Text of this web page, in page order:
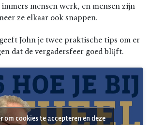
mensen werk, en mensen zijn
ze elkaar ook snappen.
John je twee praktische tips om er
dat de vergadersfeer goed blijft.
om cookies te accepteren en deze